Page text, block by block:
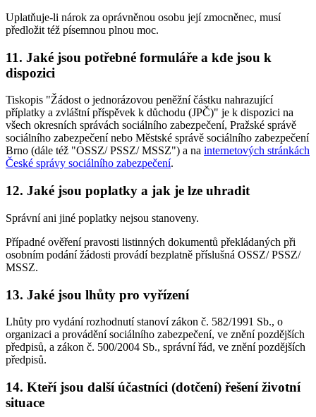
Uplatňuje-li nárok za oprávněnou osobu její zmocněnec, musí
předložit též písemnou plnou moc.
11. Jaké jsou potřebné formuláře a kde jsou k
dispozici
Tiskopis "Žádost o jednorázovou peněžní částku nahrazující
příplatky a zvláštní příspěvek k důchodu (JPČ)" je k dispozici na
všech okresních správách sociálního zabezpečení, Pražské správě
sociálního zabezpečení nebo Městské správě sociálního zabezpečení
Brno (dále též "OSSZ/ PSSZ/ MSSZ") a na internetových stránkách
České správy sociálního zabezpečení.
12. Jaké jsou poplatky a jak je lze uhradit
Správní ani jiné poplatky nejsou stanoveny.
Případné ověření pravosti listinných dokumentů překládaných při
osobním podání žádosti provádí bezplatně příslušná OSSZ/ PSSZ/
MSSZ.
13. Jaké jsou lhůty pro vyřízení
Lhůty pro vydání rozhodnutí stanoví zákon č. 582/1991 Sb., o
organizaci a provádění sociálního zabezpečení, ve znění pozdějších
předpisů, a zákon č. 500/2004 Sb., správní řád, ve znění pozdějších
předpisů.
14. Kteří jsou další účastníci (dotčení) řešení životní
situace